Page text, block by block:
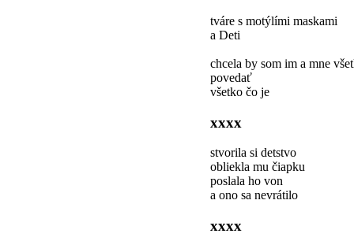
tváre s motýlími maskami
a Deti
chcela by som im a mne
povedať
všetko čo je
xxxx
stvorila si detstvo
obliekla mu čiapku
poslala ho von
a ono sa nevrátilo
xxxx